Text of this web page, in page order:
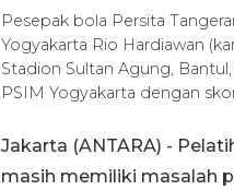
Pesepak bola Persita
Yogyakarta Rio Hardiawan
Stadion Sultan Agung,
PSIM Yogyakarta dengan
Jakarta (ANTARA) -
masih memiliki masalah